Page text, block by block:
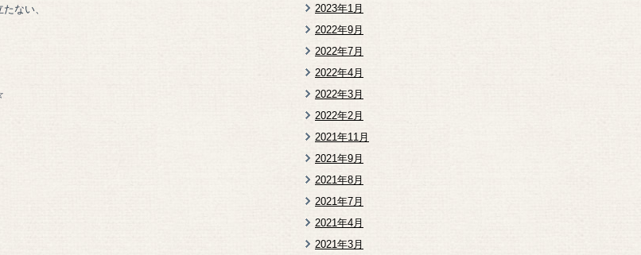
ない、
2023年1月
2022年9月
2022年7月
2022年4月
2022年3月
2022年2月
2021年11月
2021年9月
2021年8月
2021年7月
2021年4月
2021年3月